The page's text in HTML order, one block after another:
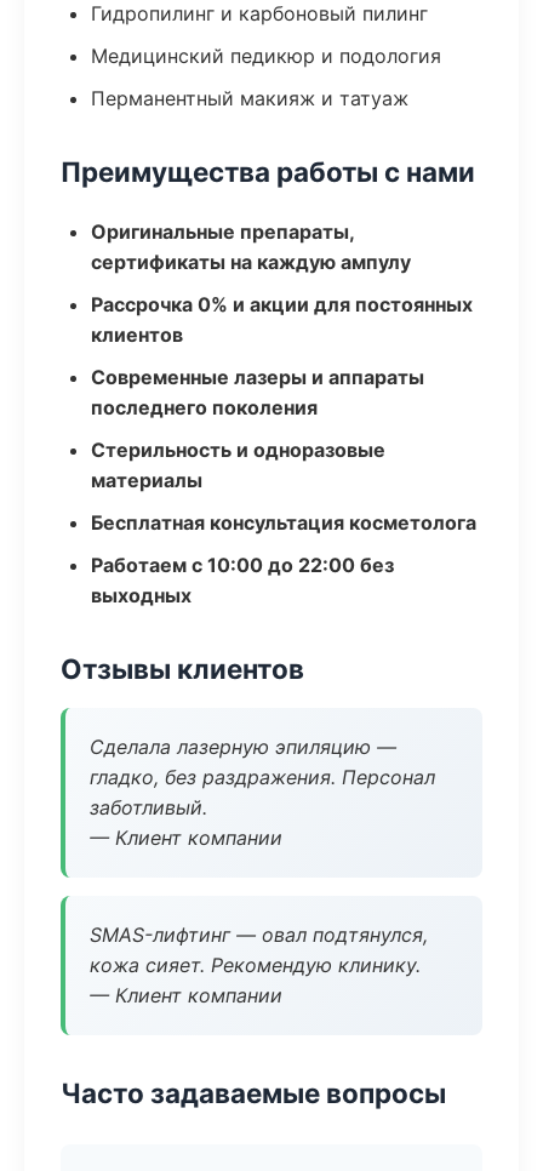
Гидропилинг и карбоновый пилинг
Медицинский педикюр и подология
Перманентный макияж и татуаж
Преимущества работы с нами
Оригинальные препараты,
сертификаты на каждую ампулу
Рассрочка 0% и акции для постоянных
клиентов
Современные лазеры и аппараты
последнего поколения
Стерильность и одноразовые
материалы
Бесплатная консультация косметолога
Работаем с 10:00 до 22:00 без
выходных
Отзывы клиентов
Сделала лазерную эпиляцию —
гладко, без раздражения. Персонал
заботливый.
— Клиент компании
SMAS-лифтинг — овал подтянулся,
кожа сияет. Рекомендую клинику.
— Клиент компании
Часто задаваемые вопросы